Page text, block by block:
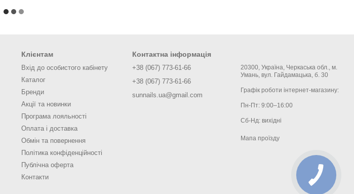
Клієнтам
Вхід до особистого кабінету
Каталог
Бренди
Акції та новинки
Програма лояльності
Оплата і доставка
Обмін та повернення
Політика конфіденційності
Публічна оферта
Контакти
Контактна інформація
+38 (067) 773-61-66
+38 (067) 773-61-66
sunnails.ua@gmail.com
20300, Україна, Черкаська обл., м.
Умань, вул. Гайдамацька, б. 30
Графік роботи інтернет-магазину:
Пн-Пт: 9:00–16:00
Сб-Нд: вихідні
Мапа проїзду